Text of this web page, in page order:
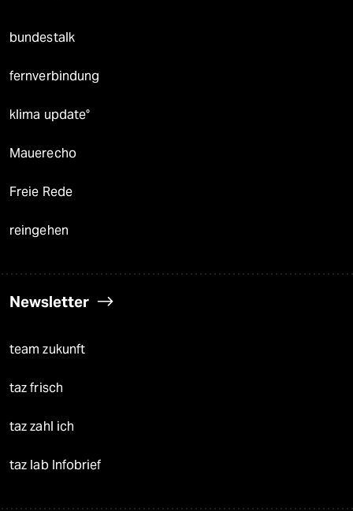
bundestalk
fernverbindung
klima update°
Mauerecho
Freie Rede
reingehen
Newsletter
team zukunft
taz frisch
taz zahl ich
taz lab Infobrief